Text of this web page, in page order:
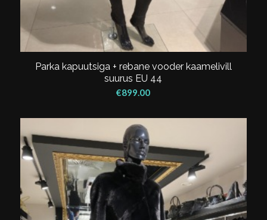
Parka kapuutsiga + rebane vooder kaamelivill
suurus EU 44
€899.00